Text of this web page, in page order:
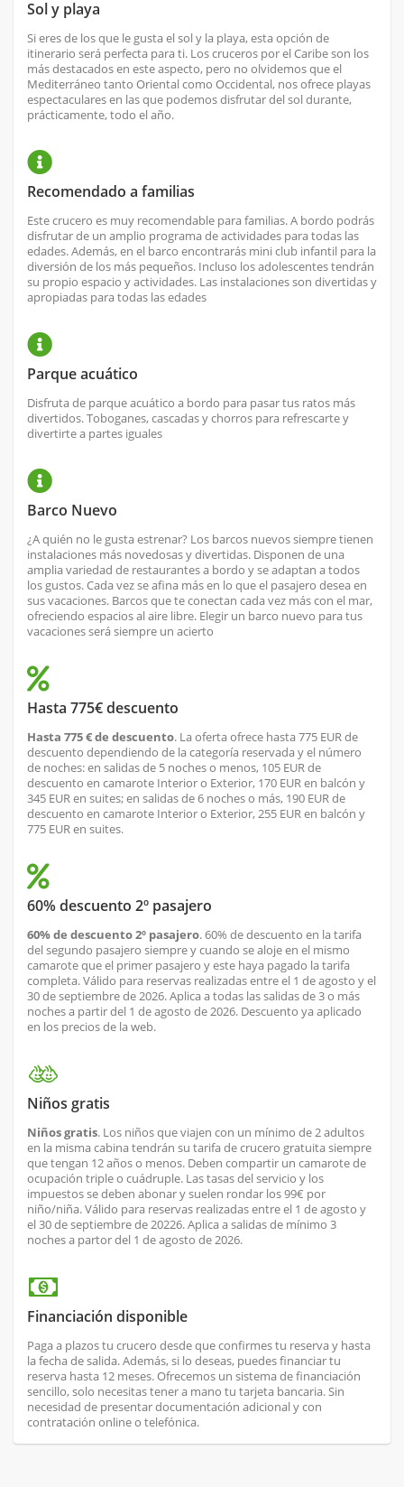
Sol y playa
Si eres de los que le gusta el sol y la playa, esta opción de
itinerario será perfecta para ti. Los cruceros por el Caribe son los
más destacados en este aspecto, pero no olvidemos que el
Mediterráneo tanto Oriental como Occidental, nos ofrece playas
espectaculares en las que podemos disfrutar del sol durante,
prácticamente, todo el año.
Recomendado a familias
Este crucero es muy recomendable para familias. A bordo podrás
disfrutar de un amplio programa de actividades para todas las
edades. Además, en el barco encontrarás mini club infantil para la
diversión de los más pequeños. Incluso los adolescentes tendrán
su propio espacio y actividades. Las instalaciones son divertidas y
apropiadas para todas las edades
Parque acuático
Disfruta de parque acuático a bordo para pasar tus ratos más
divertidos. Toboganes, cascadas y chorros para refrescarte y
divertirte a partes iguales
Barco Nuevo
¿A quién no le gusta estrenar? Los barcos nuevos siempre tienen
instalaciones más novedosas y divertidas. Disponen de una
amplia variedad de restaurantes a bordo y se adaptan a todos
los gustos. Cada vez se afina más en lo que el pasajero desea en
sus vacaciones. Barcos que te conectan cada vez más con el mar,
ofreciendo espacios al aire libre. Elegir un barco nuevo para tus
vacaciones será siempre un acierto
Hasta 775€ descuento
Hasta 775 € de descuento. La oferta ofrece hasta 775 EUR de
descuento dependiendo de la categoría reservada y el número
de noches: en salidas de 5 noches o menos, 105 EUR de
descuento en camarote Interior o Exterior, 170 EUR en balcón y
345 EUR en suites; en salidas de 6 noches o más, 190 EUR de
descuento en camarote Interior o Exterior, 255 EUR en balcón y
775 EUR en suites.
60% descuento 2º pasajero
60% de descuento 2º pasajero. 60% de descuento en la tarifa
del segundo pasajero siempre y cuando se aloje en el mismo
camarote que el primer pasajero y este haya pagado la tarifa
completa. Válido para reservas realizadas entre el 1 de agosto y el
30 de septiembre de 2026. Aplica a todas las salidas de 3 o más
noches a partir del 1 de agosto de 2026. Descuento ya aplicado
en los precios de la web.
Niños gratis
Niños gratis. Los niños que viajen con un mínimo de 2 adultos
en la misma cabina tendrán su tarifa de crucero gratuita siempre
que tengan 12 años o menos. Deben compartir un camarote de
ocupación triple o cuádruple. Las tasas del servicio y los
impuestos se deben abonar y suelen rondar los 99€ por
niño/niña. Válido para reservas realizadas entre el 1 de agosto y
el 30 de septiembre de 20226. Aplica a salidas de mínimo 3
noches a partor del 1 de agosto de 2026.
Financiación disponible
Paga a plazos tu crucero desde que confirmes tu reserva y hasta
la fecha de salida. Además, si lo deseas, puedes financiar tu
reserva hasta 12 meses. Ofrecemos un sistema de financiación
sencillo, solo necesitas tener a mano tu tarjeta bancaria. Sin
necesidad de presentar documentación adicional y con
contratación online o telefónica.